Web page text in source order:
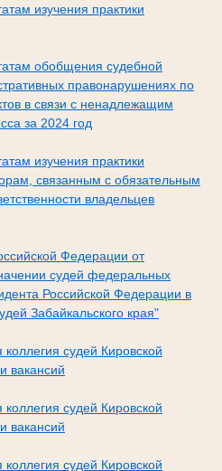
изучения практики
обобщения судебной
правонарушениях по
в связи с ненадлежащим
за 2024 год
изучения практики
связанным с обязательным
владельцев
Федерации от
судей федеральных
Российской Федерации в
Забайкальского края"
судей Кировской
вакансий
судей Кировской
вакансий
судей Кировской